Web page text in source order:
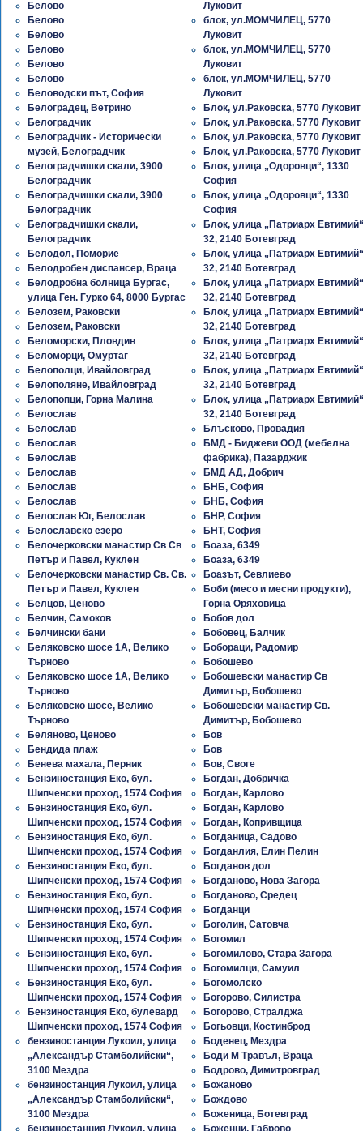
Белово
Белово
Белово
Белово
Белово
Белово
Беловодски път, София
Белоградец, Ветрино
Белоградчик
Белоградчик - Исторически
музей, Белоградчик
Белоградчишки скали, 3900
Белоградчик
Белоградчишки скали, 3900
Белоградчик
Белоградчишки скали,
Белоградчик
Белодол, Поморие
Белодробен диспансер, Враца
Белодробна болница Бургас,
улица Ген. Гурко 64, 8000 Бургас
Белозем, Раковски
Белозем, Раковски
Беломорски, Пловдив
Беломорци, Омуртаг
Белополци, Ивайловград
Белополяне, Ивайловград
Белопопци, Горна Малина
Белослав
Белослав
Белослав
Белослав
Белослав
Белослав
Белослав
Белослав Юг, Белослав
Белославско езеро
Белочерковски манастир Св Св
Петър и Павел, Куклен
Белочерковски манастир Св. Св.
Петър и Павел, Куклен
Белцов, Ценово
Белчин, Самоков
Белчински бани
Беляковско шосе 1A, Велико
Търново
Беляковско шосе 1A, Велико
Търново
Беляковско шосе, Велико
Търново
Беляново, Ценово
Бендида плаж
Бенева махала, Перник
Бензиностанция Еко, бул.
Шипченски проход, 1574 София
Бензиностанция Еко, бул.
Шипченски проход, 1574 София
Бензиностанция Еко, бул.
Шипченски проход, 1574 София
Бензиностанция Еко, бул.
Шипченски проход, 1574 София
Бензиностанция Еко, бул.
Шипченски проход, 1574 София
Бензиностанция Еко, бул.
Шипченски проход, 1574 София
Бензиностанция Еко, бул.
Шипченски проход, 1574 София
Бензиностанция Еко, бул.
Шипченски проход, 1574 София
Бензиностанция Еко, булевард
Шипченски проход, 1574 София
бензиностанция Лукоил, улица
„Александър Стамболийски“,
3100 Мездра
бензиностанция Лукоил, улица
„Александър Стамболийски“,
3100 Мездра
бензиностанция Лукоил, улица
Луковит
блок, ул.МОМЧИЛЕЦ, 5770
Луковит
блок, ул.МОМЧИЛЕЦ, 5770
Луковит
блок, ул.МОМЧИЛЕЦ, 5770
Луковит
Блок, ул.Раковска, 5770 Луковит
Блок, ул.Раковска, 5770 Луковит
Блок, ул.Раковска, 5770 Луковит
Блок, ул.Раковска, 5770 Луковит
Блок, улица „Одоровци“, 1330
София
Блок, улица „Одоровци“, 1330
София
Блок, улица „Патриарх Евтимий“
32, 2140 Ботевград
Блок, улица „Патриарх Евтимий“
32, 2140 Ботевград
Блок, улица „Патриарх Евтимий“
32, 2140 Ботевград
Блок, улица „Патриарх Евтимий“
32, 2140 Ботевград
Блок, улица „Патриарх Евтимий“
32, 2140 Ботевград
Блок, улица „Патриарх Евтимий“
32, 2140 Ботевград
Блок, улица „Патриарх Евтимий“
32, 2140 Ботевград
Блъсково, Провадия
БМД - Биджеви ООД (мебелна
фабрика), Пазарджик
БМД АД, Добрич
БНБ, София
БНБ, София
БНР, София
БНТ, София
Боаза, 6349
Боаза, 6349
Боазът, Севлиево
Боби (месо и месни продукти),
Горна Оряховица
Бобов дол
Бобовец, Балчик
Бобораци, Радомир
Бобошево
Бобошевски манастир Св
Димитър, Бобошево
Бобошевски манастир Св.
Димитър, Бобошево
Бов
Бов
Бов, Своге
Богдан, Добричка
Богдан, Карлово
Богдан, Карлово
Богдан, Копривщица
Богданица, Садово
Богданлия, Елин Пелин
Богданов дол
Богданово, Нова Загора
Богданово, Средец
Богданци
Боголин, Сатовча
Богомил
Богомилово, Стара Загора
Богомилци, Самуил
Богомолско
Богорово, Силистра
Богорово, Стралджа
Богьовци, Костинброд
Боденец, Мездра
Боди М Травъл, Враца
Бодрово, Димитровград
Божаново
Бождово
Боженица, Ботевград
Боженци, Габрово